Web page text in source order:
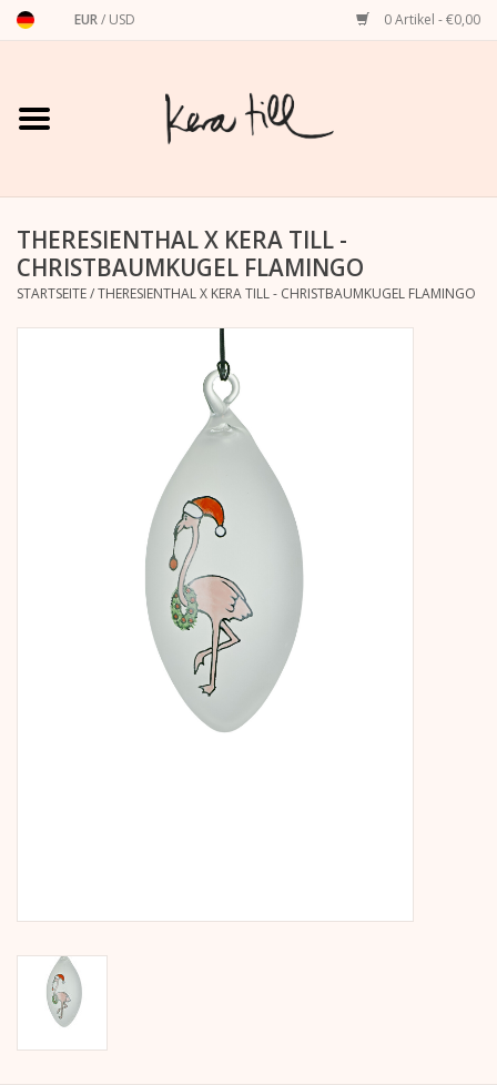
EUR/ USD 0 Artikel - €0,00
Startseite
Art Prints
Stationery
Kera Till X GMEINER
THERESIENTHAL X KERA TILL -
CHRISTBAUMKUGEL FLAMINGO
STARTSEITE/THERESIENTHAL X KERA TILL - CHRISTBAUMKUGEL FLAMINGO